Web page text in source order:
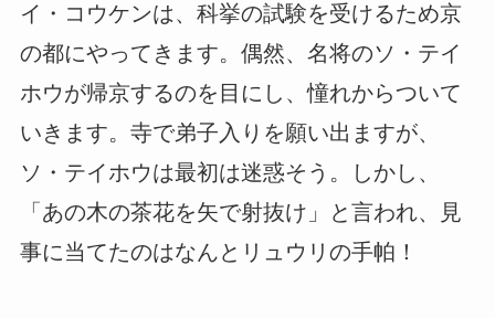
イ・コウケンは、科挙の試験を受けるため京
の都にやってきます。偶然、名将のソ・テイ
ホウが帰京するのを目にし、憧れからついて
いきます。寺で弟子入りを願い出ますが、
ソ・テイホウは最初は迷惑そう。しかし、
「あの木の茶花を矢で射抜け」と言われ、見
事に当てたのはなんとリュウリの手帕！